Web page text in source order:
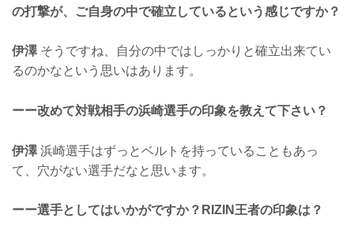
の打撃が、ご自身の中で確立しているという感じですか？
伊澤そうですね、自分の中ではしっかりと確立出来てい
るのかなという思いはあります。
ーー改めて対戦相手の浜崎選手の印象を教えて下さい？
伊澤浜崎選手はずっとベルトを持っていることもあっ
て、穴がない選手だなと思います。
ーー選手としてはいかがですか？RIZIN王者の印象は？